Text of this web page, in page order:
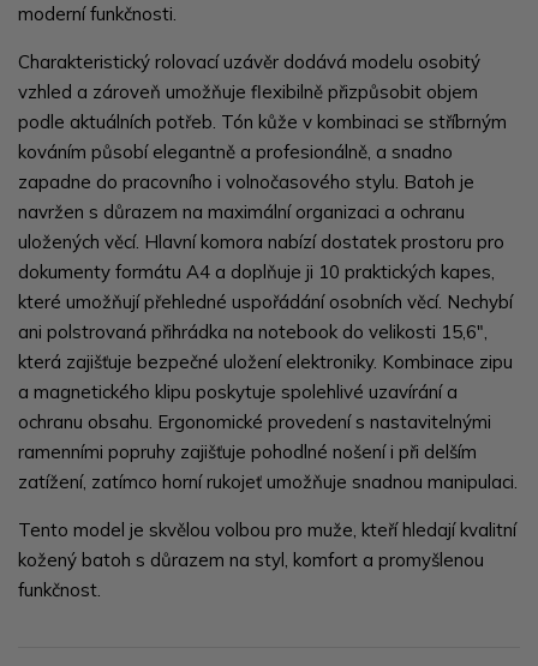
moderní funkčnosti.
Charakteristický rolovací uzávěr dodává modelu osobitý
vzhled a zároveň umožňuje flexibilně přizpůsobit objem
podle aktuálních potřeb. Tón kůže v kombinaci se stříbrným
kováním působí elegantně a profesionálně, a snadno
zapadne do pracovního i volnočasového stylu. Batoh je
navržen s důrazem na maximální organizaci a ochranu
uložených věcí. Hlavní komora nabízí dostatek prostoru pro
dokumenty formátu A4 a doplňuje ji 10 praktických kapes,
které umožňují přehledné uspořádání osobních věcí. Nechybí
ani polstrovaná přihrádka na notebook do velikosti 15,6",
která zajišťuje bezpečné uložení elektroniky. Kombinace zipu
a magnetického klipu poskytuje spolehlivé uzavírání a
ochranu obsahu. Ergonomické provedení s nastavitelnými
ramenními popruhy zajišťuje pohodlné nošení i při delším
zatížení, zatímco horní rukojeť umožňuje snadnou manipulaci.
Tento model je skvělou volbou pro muže, kteří hledají kvalitní
kožený batoh s důrazem na styl, komfort a promyšlenou
funkčnost.